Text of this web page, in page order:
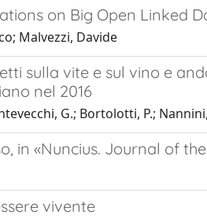
on Big Open Linked
Malvezzi, Davide
sulla vite e sul vino e
nel 2016
G.; Bortolotti, P.;
in «Nuncius. Journal of
vivente